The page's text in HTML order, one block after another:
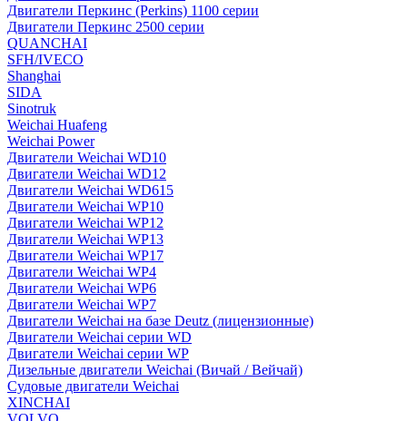
Двигатели Перкинс (Perkins) 1100 серии
Двигатели Перкинс 2500 серии
QUANCHAI
SFH/IVECO
Shanghai
SIDA
Sinotruk
Weichai Huafeng
Weichai Power
Двигатели Weichai WD10
Двигатели Weichai WD12
Двигатели Weichai WD615
Двигатели Weichai WP10
Двигатели Weichai WP12
Двигатели Weichai WP13
Двигатели Weichai WP17
Двигатели Weichai WP4
Двигатели Weichai WP6
Двигатели Weichai WP7
Двигатели Weichai на базе Deutz (лицензионные)
Двигатели Weichai серии WD
Двигатели Weichai серии WP
Дизельные двигатели Weichai (Вичай / Вейчай)
Судовые двигатели Weichai
XINCHAI